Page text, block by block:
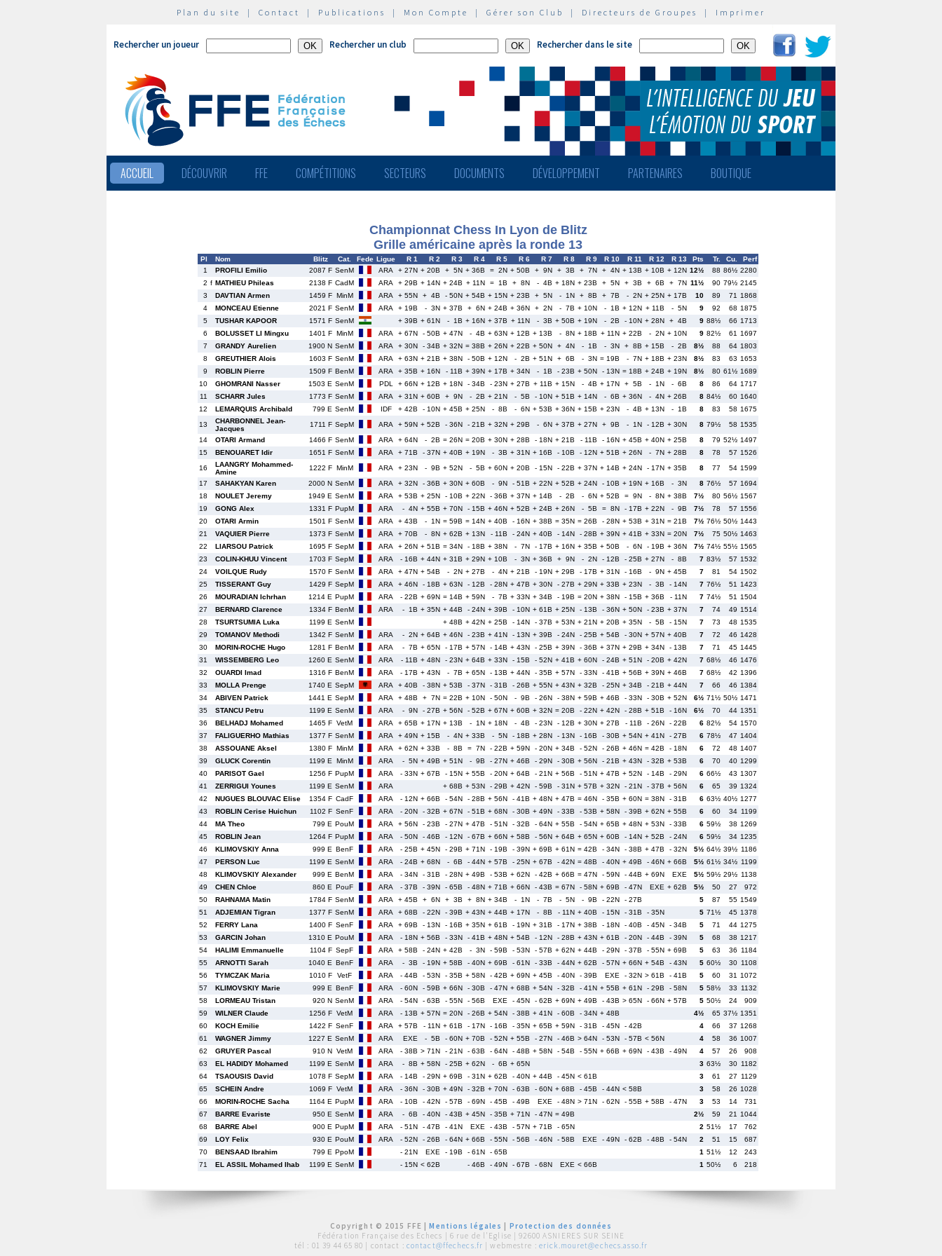
Plan du site | Contact | Publications | Mon Compte | Gérer son Club | Directeurs de Groupes | Imprimer
Rechercher un joueur Rechercher un club Rechercher dans le site
ACCUEIL DÉCOUVRIR FFE COMPÉTITIONS SECTEURS DOCUMENTS DÉVELOPPEMENT PARTENAIRES BOUTIQUE
Championnat Chess In Lyon de Blitz
Grille américaine après la ronde 13
Pl Nom Blitz Cat. Fede Ligue R 1 R 2 R 3 R 4 R 5 R 6 R 7 R 8 R 9 R 10 R 11 R 12 R 13 Pts Tr. Cu.
Perf
1
PROFILI Emilio 2087 F SenM ARA + 27N + 20B + 5N + 36B = 2N + 50B + 9N + 3B + 7N + 4N + 13B + 10B + 12N 12½ 88 86½ 2280
2 f MATHIEU Phileas 2138 F CadM ARA + 29B + 14N + 24B + 11N = 1B + 8N - 4B + 18N + 23B + 5N + 3B + 6B + 7N 11½ 90 79½ 2145
3
DAVTIAN Armen 1459 F MinM ARA + 55N + 4B - 50N + 54B + 15N + 23B + 5N - 1N + 8B + 7B - 2N + 25N + 17B 10 89 71
1868
4
MONCEAU Etienne 2021 F SenM ARA + 19B - 3N + 37B + 6N + 24B + 36N + 2N - 7B + 10N - 1B + 12N + 11B - 5N 9 92 68 1875
5
TUSHAR KAPOOR 1571 F SenM + 39B + 61N - 1B + 16N + 37B + 11N - 3B + 50B + 19N - 2B - 10N + 28N + 4B 9 88½ 66 1713
6
BOLUSSET LI Mingxu 1401 F MinM ARA + 67N - 50B + 47N - 4B + 63N + 12B + 13B - 8N + 18B + 11N + 22B - 2N + 10N 9 82½ 61
1697
7
GRANDY Aurelien 1900 N SenM ARA + 30N - 34B + 32N = 38B + 26N + 22B + 50N + 4N - 1B - 3N + 8B + 15B - 2B 8½ 88 64 1803
8
GREUTHIER Alois 1603 F SenM ARA + 63N + 21B + 38N - 50B + 12N - 2B + 51N + 6B - 3N = 19B - 7N + 18B + 23N 8½ 83 63 1653
9
ROBLIN Pierre 1509 F BenM ARA + 35B + 16N - 11B + 39N + 17B + 34N - 1B - 23B + 50N - 13N = 18B + 24B + 19N 8½ 80 61½ 1689
10
GHOMRANI Nasser 1503 E SenM PDL + 66N + 12B + 18N - 34B - 23N + 27B + 11B + 15N - 4B + 17N + 5B - 1N - 6B 8 86 64 1717
11
SCHARR Jules 1773 F SenM ARA + 31N + 60B + 9N - 2B + 21N - 5B - 10N + 51B + 14N - 6B + 36N - 4N + 26B 8 84½ 60 1640
12
LEMARQUIS Archibald 799 E SenM IDF + 42B - 10N + 45B + 25N - 8B - 6N + 53B + 36N + 15B + 23N - 4B + 13N - 1B 8 83 58 1675
13
CHARBONNEL Jean-
Jacques
1711 F SepM ARA + 59N + 52B - 36N - 21B + 32N + 29B - 6N + 37B + 27N + 9B - 1N - 12B + 30N 8 79½ 58 1535
14
OTARI Armand 1466 F SenM ARA + 64N - 2B = 26N = 20B + 30N + 28B - 18N + 21B - 11B - 16N + 45B + 40N + 25B 8 79 52½ 1497
15
BENOUARET Idir 1651 F SenM ARA + 71B - 37N + 40B + 19N - 3B + 31N + 16B - 10B - 12N + 51B + 26N - 7N + 28B 8 78 57 1526
16
LAANGRY Mohammed-
Amine
1222 F MinM ARA + 23N - 9B + 52N - 5B + 60N + 20B - 15N - 22B + 37N + 14B + 24N - 17N + 35B 8 77 54 1599
17
SAHAKYAN Karen 2000 N SenM ARA + 32N - 36B + 30N + 60B - 9N - 51B + 22N + 52B + 24N - 10B + 19N + 16B - 3N 8 76½ 57 1694
18
NOULET Jeremy 1949 E SenM ARA + 53B + 25N - 10B + 22N - 36B + 37N + 14B - 2B - 6N + 52B = 9N - 8N + 38B 7½ 80 56½ 1567
19
GONG Alex 1331 F PupM ARA - 4N + 55B + 70N - 15B + 46N + 52B + 24B + 26N - 5B = 8N - 17B + 22N - 9B 7½ 78 57 1556
20
OTARI Armin 1501 F SenM ARA + 43B - 1N = 59B = 14N + 40B - 16N + 38B = 35N = 26B - 28N + 53B + 31N = 21B 7½ 76½ 50½ 1443
21
VAQUIER Pierre 1373 F SenM ARA + 70B - 8N + 62B + 13N - 11B - 24N + 40B - 14N - 28B + 39N + 41B + 33N = 20N 7½ 75 50½ 1463
22
LIARSOU Patrick 1695 F SepM ARA + 26N + 51B = 34N - 18B + 38N - 7N - 17B + 16N + 35B + 50B - 6N - 19B + 36N 7½ 74½ 55½ 1565
23
COLIN-KHUU Vincent 1703 F SepM ARA - 16B + 44N + 31B + 29N + 10B - 3N + 36B + 9N - 2N - 12B - 25B + 27N - 8B 7 83½ 57 1532
24
VOILQUE Rudy 1570 F SenM ARA + 47N + 54B - 2N + 27B - 4N + 21B - 19N + 29B - 17B + 31N - 16B - 9N + 45B 7 81 54 1502
25
TISSERANT Guy 1429 F SepM ARA + 46N - 18B + 63N - 12B - 28N + 47B + 30N - 27B + 29N + 33B + 23N - 3B - 14N 7 76½ 51
1423
26
MOURADIAN Ichrhan 1214 E PupM ARA - 22B + 69N = 14B + 59N - 7B + 33N + 34B - 19B = 20N + 38N - 15B + 36B - 11N 7 74½ 51
1504
27
BERNARD Clarence 1334 F BenM ARA - 1B + 35N + 44B - 24N + 39B - 10N + 61B + 25N - 13B - 36N + 50N - 23B + 37N 7 74 49 1514
28
TSURTSUMIA Luka 1199 E SenM + 48B + 42N + 25B - 14N - 37B + 53N + 21N + 20B + 35N - 5B - 15N 7 73 48 1535
29
TOMANOV Methodi 1342 F SenM ARA - 2N + 64B + 46N - 23B + 41N - 13N + 39B - 24N - 25B + 54B - 30N + 57N + 40B 7 72 46 1428
30
MORIN-ROCHE Hugo 1281 F BenM ARA - 7B + 65N - 17B + 57N - 14B + 43N - 25B + 39N - 36B + 37N + 29B + 34N - 13B 7 71 45 1445
31
WISSEMBERG Leo 1260 E SenM ARA - 11B + 48N - 23N + 64B + 33N - 15B - 52N + 41B + 60N - 24B + 51N - 20B + 42N 7 68½ 46 1476
32
OUARDI Imad 1316 F BenM ARA - 17B + 43N - 7B + 65N - 13B + 44N - 35B + 57N - 33N - 41B + 56B + 39N + 46B 7 68½ 42 1396
33
MOLLA Prenge 1740 E SepM ARA + 40B - 38N + 53B - 37N - 31B - 26B + 55N + 43N + 32B - 25N + 34B - 21B + 44N 7 66 46 1384
34
ABIVEN Patrick 1441 E SepM ARA + 48B + 7N = 22B + 10N - 50N - 9B - 26N - 38N + 59B + 46B - 33N - 30B + 52N 6½ 71½ 50½ 1471
35
STANCU Petru 1199 E SenM ARA - 9N - 27B + 56N - 52B + 67N + 60B + 32N = 20B - 22N + 42N - 28B + 51B - 16N 6½ 70 44 1351
36
BELHADJ Mohamed 1465 F VetM ARA + 65B + 17N + 13B - 1N + 18N - 4B - 23N - 12B + 30N + 27B - 11B - 26N - 22B 6 82½ 54 1570
37
FALIGUERHO Mathias 1377 F SenM ARA + 49N + 15B - 4N + 33B - 5N - 18B + 28N - 13N - 16B - 30B + 54N + 41N - 27B 6 78½ 47 1404
38
ASSOUANE Aksel 1380 F MinM ARA + 62N + 33B - 8B = 7N - 22B + 59N - 20N + 34B - 52N - 26B + 46N = 42B - 18N 6 72 48 1407
39
GLUCK Corentin 1199 E MinM ARA - 5N + 49B + 51N - 9B - 27N + 46B - 29N - 30B + 56N - 21B + 43N - 32B + 53B 6 70 40 1299
40
PARISOT Gael 1256 F PupM ARA - 33N + 67B - 15N + 55B - 20N + 64B - 21N + 56B - 51N + 47B + 52N - 14B - 29N 6 66½ 43 1307
41
ZERRIGUI Younes 1199 E SenM ARA + 68B + 53N - 29B + 42N - 59B - 31N + 57B + 32N - 21N - 37B + 56N 6 65 39 1324
42
NUGUES BLOUVAC Elise 1354 F CadF ARA - 12N + 66B - 54N - 28B + 56N - 41B + 48N + 47B = 46N - 35B + 60N = 38N - 31B 6 63½ 40½ 1277
43
ROBLIN Cerise Huichun 1102 F SenF ARA - 20N - 32B + 67N - 51B + 68N - 30B + 49N - 33B - 53B + 58N - 39B + 62N + 55B 6 60 34 1199
44
MA Theo 799 E PouM ARA + 56N - 23B - 27N + 47B - 51N - 32B - 64N + 55B - 54N + 65B + 48N + 53N - 33B 6 59½ 38 1269
45
ROBLIN Jean 1264 F PupM ARA - 50N - 46B - 12N - 67B + 66N + 58B - 56N + 64B + 65N + 60B - 14N + 52B - 24N 6 59½ 34 1235
46
KLIMOVSKIY Anna 999 E BenF ARA - 25B + 45N - 29B + 71N - 19B - 39N + 69B + 61N = 42B - 34N - 38B + 47B - 32N 5½ 64½ 39½ 1186
47
PERSON Luc 1199 E SenM ARA - 24B + 68N - 6B - 44N + 57B - 25N + 67B - 42N = 48B - 40N + 49B - 46N + 66B 5½ 61½ 34½ 1199
48
KLIMOVSKIY Alexander 999 E BenM ARA - 34N - 31B - 28N + 49B - 53B + 62N - 42B + 66B = 47N - 59N - 44B + 69N EXE 5½ 59½ 29½ 1138
49
CHEN Chloe 860 E PouF ARA - 37B - 39N - 65B - 48N + 71B + 66N - 43B = 67N - 58N + 69B - 47N EXE + 62B 5½ 50 27
972
50
RAHNAMA Matin 1784 F SenM ARA + 45B + 6N + 3B + 8N + 34B - 1N - 7B - 5N - 9B - 22N - 27B 5 87 55 1549
51
ADJEMIAN Tigran 1377 F SenM ARA + 68B - 22N - 39B + 43N + 44B + 17N - 8B - 11N + 40B - 15N - 31B - 35N 5 71½ 45 1378
52
FERRY Lana 1400 F SenF ARA + 69B - 13N - 16B + 35N + 61B - 19N + 31B - 17N + 38B - 18N - 40B - 45N - 34B 5 71 44 1275
53
GARCIN Johan 1310 E PouM ARA - 18N + 56B - 33N - 41B + 48N + 54B - 12N - 28B + 43N + 61B - 20N - 44B - 39N 5 68 38 1217
54
HALIMI Emmanuelle 1104 F SepF ARA + 58B - 24N + 42B - 3N - 59B - 53N - 57B + 62N + 44B - 29N - 37B - 55N + 69B 5 63 36
1184
55
ARNOTTI Sarah 1040 E BenF ARA - 3B - 19N + 58B - 40N + 69B - 61N - 33B - 44N + 62B - 57N + 66N + 54B - 43N 5 60½ 30 1108
56
TYMCZAK Maria 1010 F VetF ARA - 44B - 53N - 35B + 58N - 42B + 69N + 45B - 40N - 39B EXE - 32N > 61B - 41B 5 60 31
1072
57
KLIMOVSKIY Marie 999 E BenF ARA - 60N - 59B + 66N - 30B - 47N + 68B + 54N - 32B - 41N + 55B + 61N - 29B - 58N 5 58½ 33
1132
58
LORMEAU Tristan 920 N SenM ARA - 54N - 63B - 55N - 56B EXE - 45N - 62B + 69N + 49B - 43B > 65N - 66N + 57B 5 50½ 24
909
59
WILNER Claude 1256 F VetM ARA - 13B + 57N = 20N - 26B + 54N - 38B + 41N - 60B - 34N + 48B 4½ 65 37½ 1351
60
KOCH Emilie 1422 F SenF ARA + 57B - 11N + 61B - 17N - 16B - 35N + 65B + 59N - 31B - 45N - 42B 4 66 37 1268
61
WAGNER Jimmy 1227 E SenM ARA EXE - 5B - 60N + 70B - 52N + 55B - 27N - 46B > 64N - 53N - 57B < 56N 4 58 36 1007
62
GRUYER Pascal 910 N VetM ARA - 38B > 71N - 21N - 63B - 64N - 48B + 58N - 54B - 55N + 66B + 69N - 43B - 49N 4 57 26
908
63
EL HADIDY Mohamed 1199 E SenM ARA - 8B + 58N - 25B + 62N - 6B + 65N 3 63½ 30 1182
64
TSAOUSIS David 1078 F SepM ARA - 14B - 29N + 69B - 31N + 62B - 40N + 44B - 45N < 61B 3 61 27
1129
65
SCHEIN Andre 1069 F VetM ARA - 36N - 30B + 49N - 32B + 70N - 63B - 60N + 68B - 45B - 44N < 58B 3 58 26 1028
66
MORIN-ROCHE Sacha 1164 E PupM ARA - 10B - 42N - 57B - 69N - 45B - 49B EXE - 48N > 71N - 62N - 55B + 58B - 47N 3 53 14
731
67
BARRE Evariste 950 E SenM ARA - 6B - 40N - 43B + 45N - 35B + 71N - 47N = 49B 2½ 59 21
1044
68
BARRE Abel 900 E PupM ARA - 51N - 47B - 41N EXE - 43B - 57N + 71B - 65N 2 51½ 17
762
69
LOY Felix 930 E PouM ARA - 52N - 26B - 64N + 66B - 55N - 56B - 46N - 58B EXE - 49N - 62B - 48B - 54N 2 51 15
687
70
BENSAAD Ibrahim 799 E PpoM - 21N EXE - 19B - 61N - 65B 1 51½ 12
243
71
EL ASSIL Mohamed Ihab 1199 E SenM - 15N < 62B - 46B - 49N - 67B - 68N EXE < 66B 1 50½ 6 218
Copyright © 2015 FFE |Mentions légales
Protection des données
Fédération Française des Echecs | 6 rue de l'Eglise | 92600 ASNIERES SUR SEINE
tél : 01 39 44 65 80 | contact : contact@ffechecs.fr | webmestre : erick.mouret@echecs.asso.fr